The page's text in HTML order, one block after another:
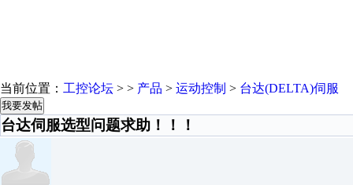
当前位置： 工控论坛 > > 产品 > 运动控制 > 台达(DELTA)伺服
我要发帖
台达伺服选型问题求助！！！